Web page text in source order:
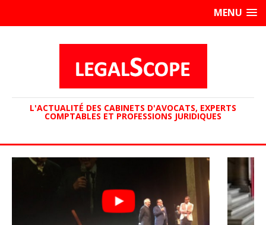
MENU
L'ACTUALITÉ DES CABINETS D'AVOCATS, EXPERTS
COMPTABLES ET PROFESSIONS JURIDIQUES